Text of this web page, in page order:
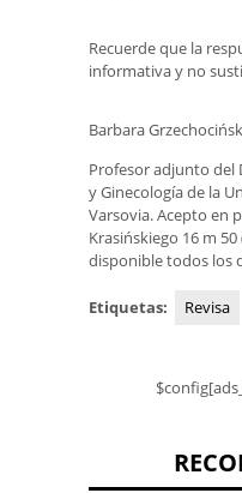
Recuerde que la
informativa y no
Barbara
Profesor adjunto del
y Ginecología de la
Varsovia. Acepto en
Krasińskiego 16 m
disponible todos los
Etiquetas: Revisa